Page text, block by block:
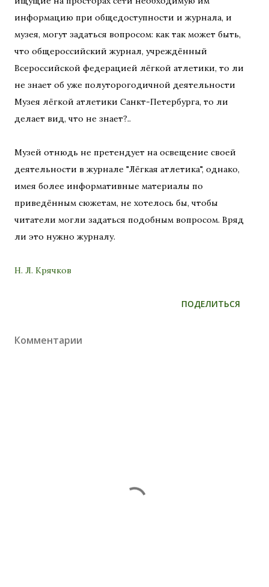
информацию при общедоступности и журнала, и
музея, могут задаться вопросом: как так может быть,
что общероссийский журнал, учреждённый
Всероссийской федерацией лёгкой атлетики, то ли
не знает об уже полуторогодичной деятельности
Музея лёгкой атлетики Санкт-Петербурга, то ли
делает вид, что не знает?..
Музей отнюдь не претендует на освещение своей
деятельности в журнале "Лёгкая атлетика", однако,
имея более информативные материалы по
приведённым сюжетам, не хотелось бы, чтобы
читатели могли задаться подобным вопросом. Вряд
ли это нужно журналу.
Н. Л. Крячков
ПОДЕЛИТЬСЯ
Комментарии